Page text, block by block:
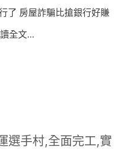
了 房屋詐騙比搶銀行好賺
全文...
選手村,全面完工,實